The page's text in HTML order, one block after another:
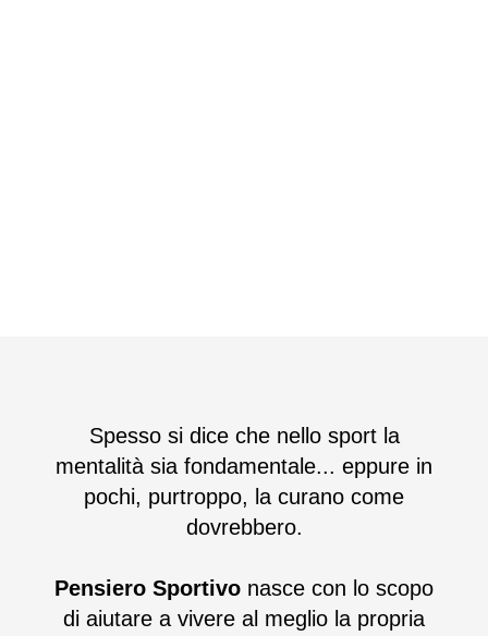
Spesso si dice che nello sport la
mentalità sia fondamentale... eppure in
pochi, purtroppo, la curano come
dovrebbero.
Pensiero Sportivo nasce con lo scopo
di aiutare a vivere al meglio la propria